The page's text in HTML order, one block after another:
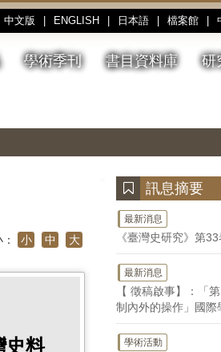
中文版 ENGLISH 日本語 檔案館
學術季刊 書目資料庫 研
小 中 大
史料
訊息摘要
最新消息
《臺灣史研究》第
最新消息
【 徵稿啟事】：「
制內外的操作」國際
學術活動